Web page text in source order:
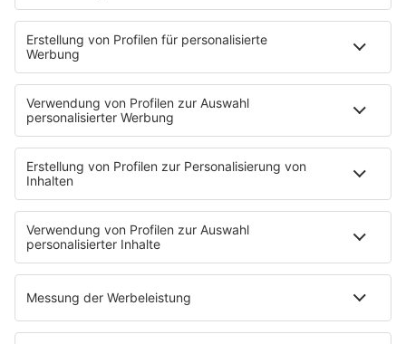
HOME
PROGRAMM
Sendeplan
DJs
Playlist
Streams
Album der Woche
News
Highlights
Charts
EVENTS